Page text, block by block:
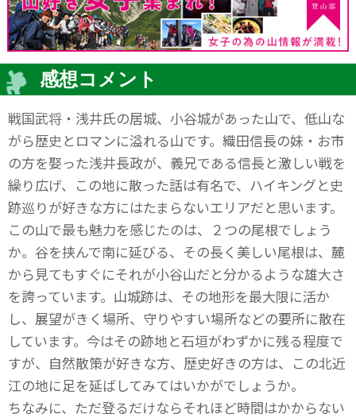
感想コメント
戦国武将・浅井氏の居城、小谷城があった山で、低山な
がら歴史とロマンに溢れる山です。織田信長の妹・お市
の方を娶った浅井長政が、義兄である信長と激しい戦を
繰り広げ、この地に散った話は有名で、ハイキングと史
跡巡りが好きな方にはたまらないエリアだと思います。
この山で最も魅力を感じたのは、２つの尾根でしょう
か。谷を挟んで南に延びる、その長く美しい尾根は、麓
から見てもすぐにそれが小谷山だと分かるような雄大さ
を誇っています。山城跡は、その地形を最大限に活か
し、展望がきく場所、守りやすい場所などの要所に散在
しています。今はその跡地と石垣がわずかに残る程度で
すが、自然散策が好きな方、歴史好きの方は、この北近
江の地に足を延ばしてみてはいかがでしょうか。
ちなみに、ただ登るだけならそれほど時間はかからない